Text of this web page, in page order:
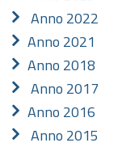
Anno 2022
Anno 2021
Anno 2018
Anno 2017
Anno 2016
Anno 2015